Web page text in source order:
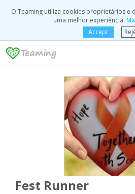
O Teaming utiliza cookies proprietários e
uma melhor experiência.
Accept
Fest Runner